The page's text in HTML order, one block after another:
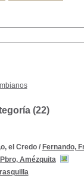
(22)
el Credo / Fernando,
Amézquita